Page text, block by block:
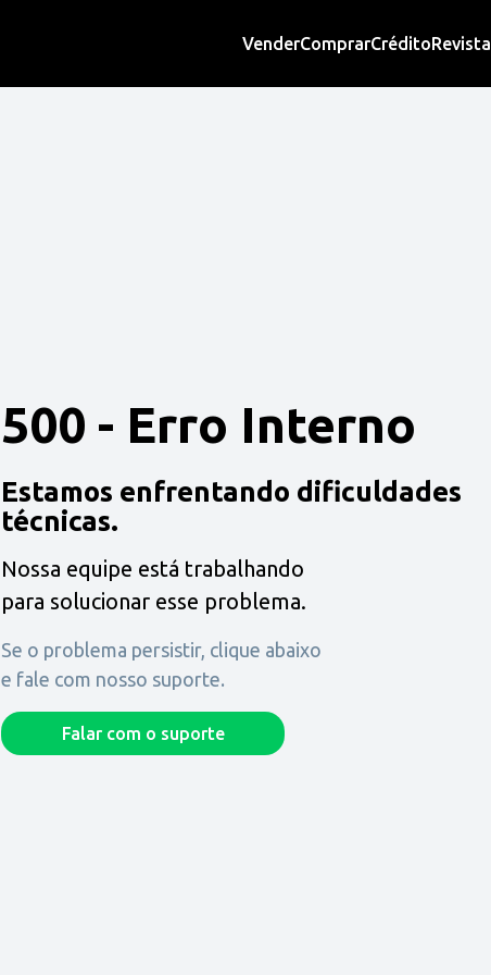
VenderComprarCréditoRevista
500 - Erro Interno
Estamos enfrentando dificuldades
técnicas.
Nossa equipe está trabalhando
para solucionar esse problema.
Se o problema persistir, clique abaixo
e fale com nosso suporte.
Falar com o suporte